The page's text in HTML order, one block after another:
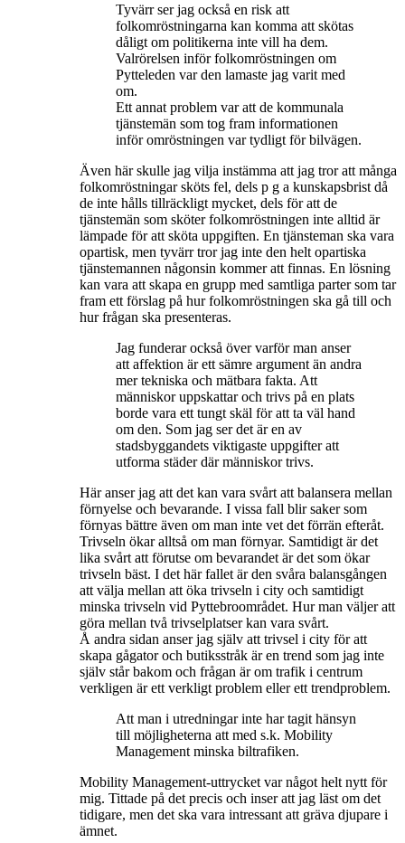
Tyvärr ser jag också en risk att
folkomröstningarna kan komma att skötas
dåligt om politikerna inte vill ha dem.
Valrörelsen inför folkomröstningen om
Pytteleden var den lamaste jag varit med
om.
Ett annat problem var att de kommunala
tjänstemän som tog fram informationen
inför omröstningen var tydligt för bilvägen.
Även här skulle jag vilja instämma att jag tror att många
folkomröstningar sköts fel, dels p g a kunskapsbrist då
de inte hålls tillräckligt mycket, dels för att de
tjänstemän som sköter folkomröstningen inte alltid är
lämpade för att sköta uppgiften. En tjänsteman ska vara
opartisk, men tyvärr tror jag inte den helt opartiska
tjänstemannen någonsin kommer att finnas. En lösning
kan vara att skapa en grupp med samtliga parter som tar
fram ett förslag på hur folkomröstningen ska gå till och
hur frågan ska presenteras.
Jag funderar också över varför man anser
att affektion är ett sämre argument än andra
mer tekniska och mätbara fakta. Att
människor uppskattar och trivs på en plats
borde vara ett tungt skäl för att ta väl hand
om den. Som jag ser det är en av
stadsbyggandets viktigaste uppgifter att
utforma städer där människor trivs.
Här anser jag att det kan vara svårt att balansera mellan
förnyelse och bevarande. I vissa fall blir saker som
förnyas bättre även om man inte vet det förrän efteråt.
Trivseln ökar alltså om man förnyar. Samtidigt är det
lika svårt att förutse om bevarandet är det som ökar
trivseln bäst. I det här fallet är den svåra balansgången
att välja mellan att öka trivseln i city och samtidigt
minska trivseln vid Pyttebroområdet. Hur man väljer att
göra mellan två trivselplatser kan vara svårt.
Å andra sidan anser jag själv att trivsel i city för att
skapa gågator och butiksstråk är en trend som jag inte
själv står bakom och frågan är om trafik i centrum
verkligen är ett verkligt problem eller ett trendproblem.
Att man i utredningar inte har tagit hänsyn
till möjligheterna att med s.k. Mobility
Management minska biltrafiken.
Mobility Management-uttrycket var något helt nytt för
mig. Tittade på det precis och inser att jag läst om det
tidigare, men det ska vara intressant att gräva djupare i
ämnet.